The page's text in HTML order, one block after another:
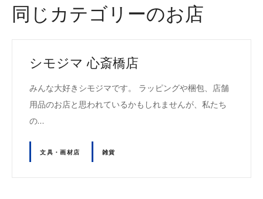
同じカテゴリーのお店
シモジマ 心斎橋店
みんな大好きシモジマです。 ラッピングや梱包、店舗
用品のお店と思われているかもしれませんが、私たち
の…
文具・画材店 雑貨